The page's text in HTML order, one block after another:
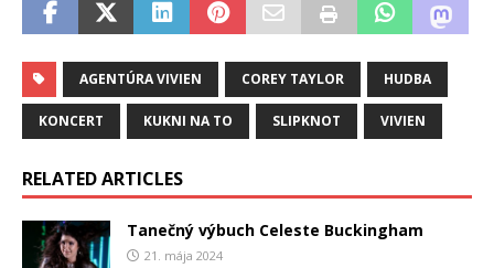
AGENTÚRA VIVIEN COREY TAYLOR HUDBA
KONCERT KUKNI NA TO SLIPKNOT VIVIEN
RELATED ARTICLES
Tanečný výbuch Celeste Buckingham
21. mája 2024